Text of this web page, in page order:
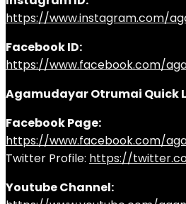
https://www.instagram.com/
Facebook ID:
https://www.facebook.com/
Agamudayar Otrumai Quick
Facebook Page:
https://www.facebook.com/
Twitter Profile: https://
Youtube Channel: